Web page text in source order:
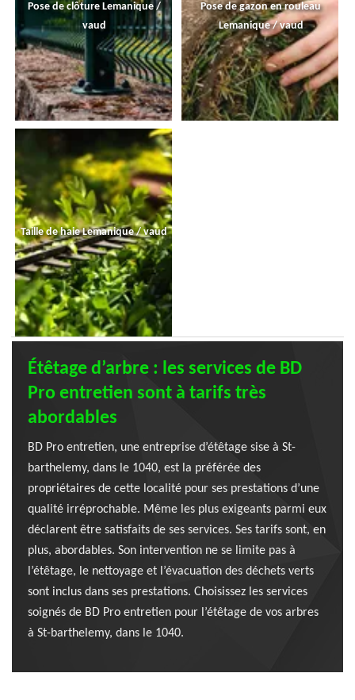
Pose de clôture Lemanique /
vaud
Pose de gazon en rouleau
Lemanique / vaud
Taille de haie Lemanique / vaud
Étêtage d’arbre : les services de BD
Pro entretien sont à tarifs très
abordables
BD Pro entretien, une entreprise d’étêtage sise à St-
barthelemy, dans le 1040, est la préférée des
propriétaires de cette localité pour ses prestations d’une
qualité irréprochable. Même les plus exigeants parmi eux
déclarent être satisfaits de ses services. Ses tarifs sont, en
plus, abordables. Son intervention ne se limite pas à
l’étêtage, le nettoyage et l’évacuation des déchets verts
sont inclus dans ses prestations. Choisissez les services
soignés de BD Pro entretien pour l’étêtage de vos arbres
à St-barthelemy, dans le 1040.